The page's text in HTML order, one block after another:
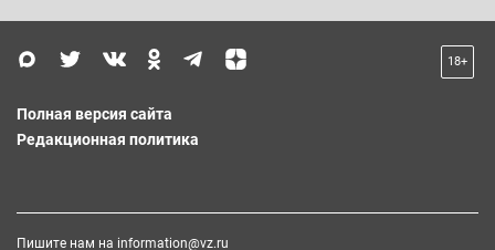
18+
Полная версия сайта
Редакционная политика
Пишите нам на information@vz.ru